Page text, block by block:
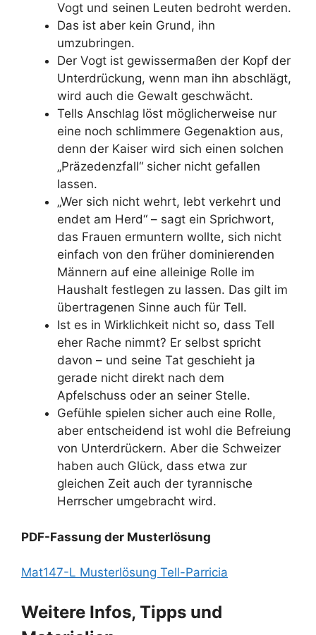
Vogt und seinen Leuten bedroht werden.
Das ist aber kein Grund, ihn
umzubringen.
Der Vogt ist gewissermaßen der Kopf der
Unterdrückung, wenn man ihn abschlägt,
wird auch die Gewalt geschwächt.
Tells Anschlag löst möglicherweise nur
eine noch schlimmere Gegenaktion aus,
denn der Kaiser wird sich einen solchen
„Präzedenzfall“ sicher nicht gefallen
lassen.
„Wer sich nicht wehrt, lebt verkehrt und
endet am Herd“ – sagt ein Sprichwort,
das Frauen ermuntern wollte, sich nicht
einfach von den früher dominierenden
Männern auf eine alleinige Rolle im
Haushalt festlegen zu lassen. Das gilt im
übertragenen Sinne auch für Tell.
Ist es in Wirklichkeit nicht so, dass Tell
eher Rache nimmt? Er selbst spricht
davon – und seine Tat geschieht ja
gerade nicht direkt nach dem
Apfelschuss oder an seiner Stelle.
Gefühle spielen sicher auch eine Rolle,
aber entscheidend ist wohl die Befreiung
von Unterdrückern. Aber die Schweizer
haben auch Glück, dass etwa zur
gleichen Zeit auch der tyrannische
Herrscher umgebracht wird.
PDF-Fassung der Musterlösung
Mat147-L Musterlösung Tell-Parricia
Weitere Infos, Tipps und